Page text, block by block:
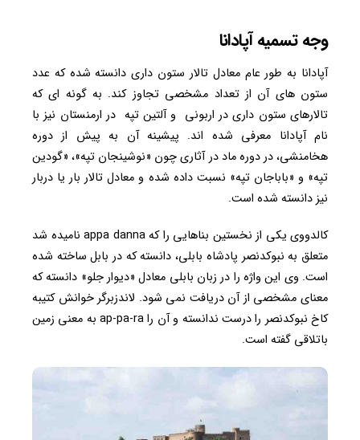
وجه تسمیه آپادانا
آپادانا به طور عام معادل تالار ستون دارى دانسته شده که عدد
ستون هاى آن از تعداد مشخصى تجاوز کند. به گونه اى که
تالارهاى ستون دارى در اربونى و آلتین تپه در ارمنستان نیز با
نام آپادانا معرفى شده اند. پیشینه آن به پیش از دوره
هخامنشى، در دوره ماد در آثارى چون «نوشینجان تپه»، «گودین
تپه» و «باباجان تپه» نسبت داده شده و معادل تالار بار یا دربار
نیز دانسته شده است.
کالدووى یکى از نخستین بناهایى را که appa danna نامیده شد
متعلق به نبوکدنصر پادشاه بابلى، دانسته که در بابل ساخته شده
است. وى این واژه را در زبان بابلى معادل «دیوار جلو» دانسته که
معناى مشخصى از آن دریافت نمی شود. لاندزبرگر خوانش کتیبه
کاخ نبوکدنصر را درست ندانسته و آن را ap-pa-ra به معنى زمین
باتلاقى گفته است.